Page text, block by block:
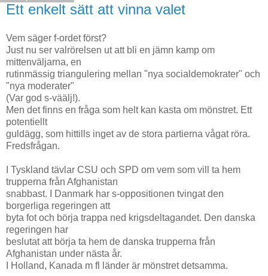
Ett enkelt sätt att vinna valet
Vem säger f-ordet först?
Just nu ser valrörelsen ut att bli en jämn kamp om
mittenväljarna, en
rutinmässig triangulering mellan "nya socialdemokrater" och
"nya moderater"
(Var god s-väälj!).
Men det finns en fråga som helt kan kasta om mönstret. Ett
potentiellt
guldägg, som hittills inget av de stora partierna vågat röra.
Fredsfrågan.
I Tyskland tävlar CSU och SPD om vem som vill ta hem
trupperna från Afghanistan
snabbast. I Danmark har s-oppositionen tvingat den
borgerliga regeringen att
byta fot och börja trappa ned krigsdeltagandet. Den danska
regeringen har
beslutat att börja ta hem de danska trupperna från
Afghanistan under nästa år.
I Holland, Kanada m fl länder är mönstret detsamma.